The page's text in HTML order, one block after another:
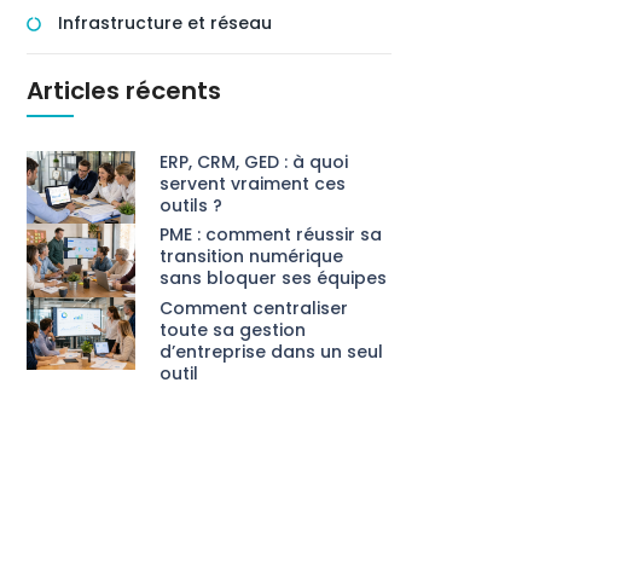
Infrastructure et réseau
Articles récents
ERP, CRM, GED : à quoi
servent vraiment ces
outils ?
PME : comment réussir sa
transition numérique
sans bloquer ses équipes
Comment centraliser
toute sa gestion
d’entreprise dans un seul
outil